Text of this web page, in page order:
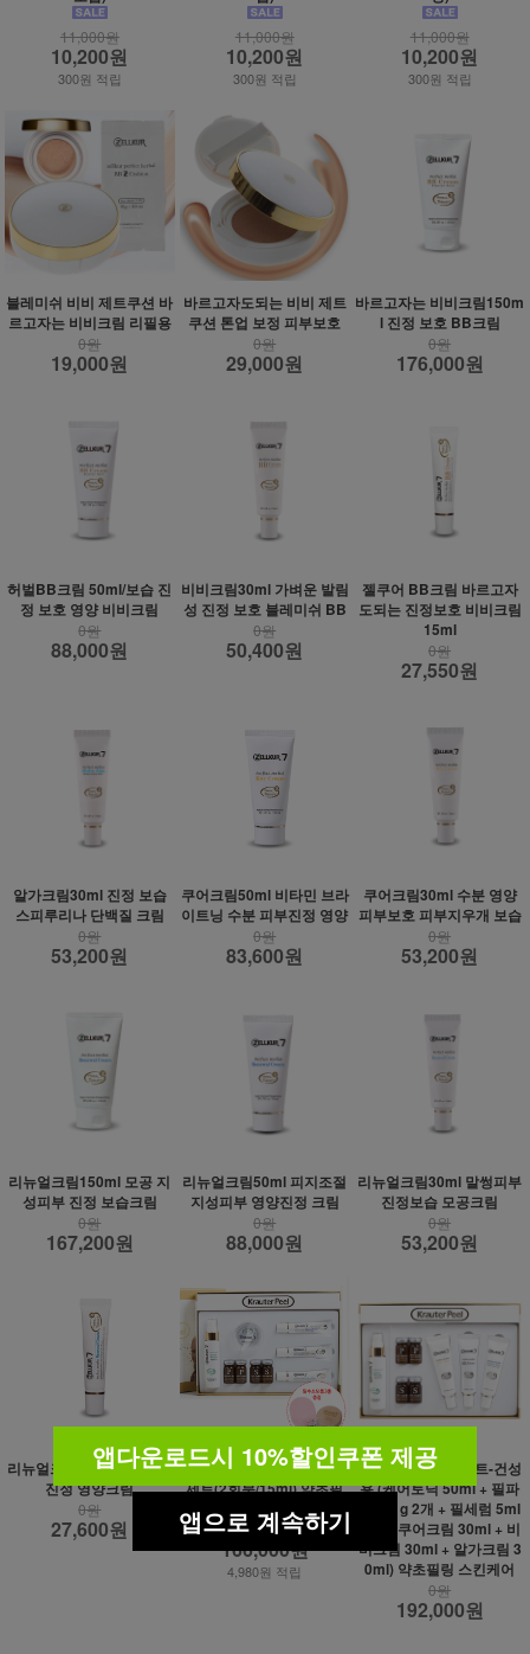
11,000원
10,200원
300원 적립
11,000원
10,200원
300원 적립
11,000원
10,200원
300원 적립
블레미쉬 비비 제트쿠션 바
르고자는 비비크림 리필용
0원
19,000원
바르고자도되는 비비 제트
쿠션 톤업 보정 피부보호
0원
29,000원
바르고자는 비비크림150m
l 진정 보호 BB크림
0원
176,000원
허벌BB크림 50ml/보습 진
정 보호 영양 비비크림
0원
88,000원
비비크림30ml 가벼운 발림
성 진정 보호 블레미쉬 BB
0원
50,400원
젤쿠어 BB크림 바르고자
도되는 진정보호 비비크림
15ml
0원
27,550원
알가크림30ml 진정 보습
스피루리나 단백질 크림
0원
53,200원
쿠어크림50ml 비타민 브라
이트닝 수분 피부진정 영양
0원
83,600원
쿠어크림30ml 수분 영양
피부보호 피부지우개 보습
0원
53,200원
리뉴얼크림150ml 모공 지
성피부 진정 보습크림
0원
167,200원
리뉴얼크림50ml 피지조절
지성피부 영양진정 크림
0원
88,000원
리뉴얼크림30ml 말썽피부
진정보습 모공크림
0원
53,200원
리뉴얼크림15ml 지성피부
진정 영양크림
0원
27,600원
1+1이벤트 코코미니필링
세트(2회분/15ml),약초필
링,얼굴각질,셀프필링
166,000원
166,000원
4,980원 적립
젤쿠어 코코필링세트-건성
용 (케어토닉 50ml + 필파
우더 1g 2개 + 필세럼 5ml
2개 + 쿠어크림 30ml + 비
비크림 30ml + 알가크림 3
0ml) 약초필링 스킨케어
0원
192,000원
앱다운로드시 10%할인쿠폰 제공
앱으로 계속하기